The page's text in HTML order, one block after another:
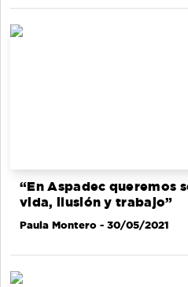
“En Aspadec queremos
vida, ilusión y trabajo”
Paula Montero - 30/05/2021